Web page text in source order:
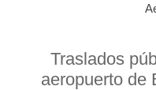
Traslados
aeropuerto de